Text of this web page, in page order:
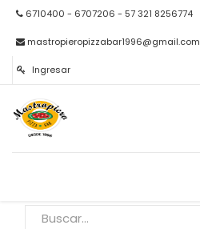
6710400 - 6707206 - 57 321 8256774
mastropieropizzabar1996@gmail.com
Ingresar